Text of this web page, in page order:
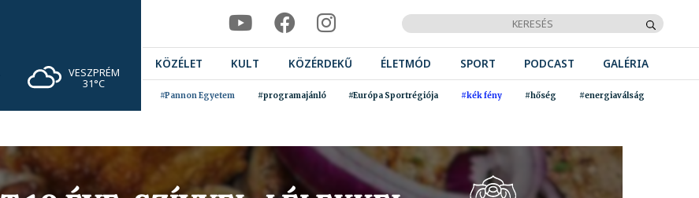
VESZPRÉM
31°C
KÖZÉLET KULT KÖZÉRDEKŰ ÉLETMÓD SPORT PODCAST GALÉRIA
#Pannon Egyetem #programajánló #Európa Sportrégiója #kék fény #hőség #energiaválság